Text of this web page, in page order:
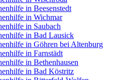
in Beesenstedt
in Wichmar
in Saubach
in Bad Lausick
in Göhren bei Altenburg
in Farnstädt
in Bethenhausen
in Bad Köstritz